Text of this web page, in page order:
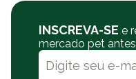
INSCREVA-SE e
mercado pet